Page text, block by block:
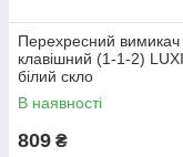
Перехресний вимикач
клавішний (1-1-2)
білий скло
В наявності
809 ₴